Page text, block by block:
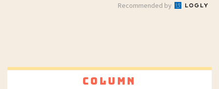
Recommended by
Column